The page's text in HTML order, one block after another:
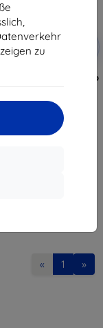
zu
Oppo Reno
13,90 €
Lager > 5 Stk.
« 1 »